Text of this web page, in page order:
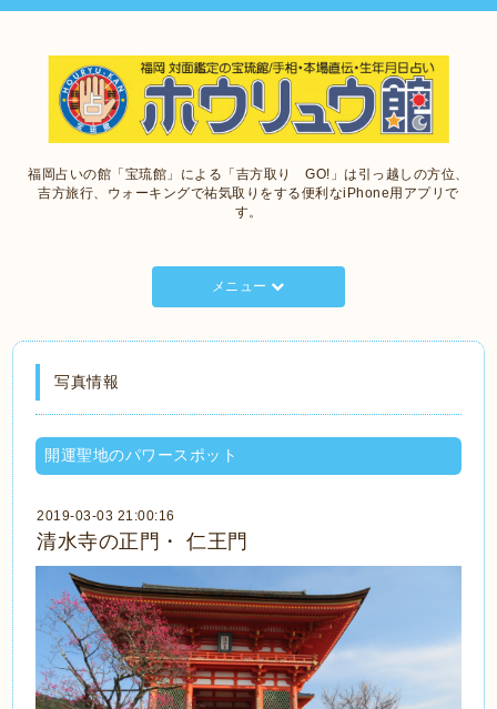
福岡占いの館「宝琉館」による「吉方取り GO!」は引っ越しの方位、
吉方旅行、ウォーキングで祐気取りをする便利なiPhone用アプリで
す。
メニュー
写真情報
開運聖地のパワースポット
2019-03-03 21:00:16
清水寺の正門・ 仁王門